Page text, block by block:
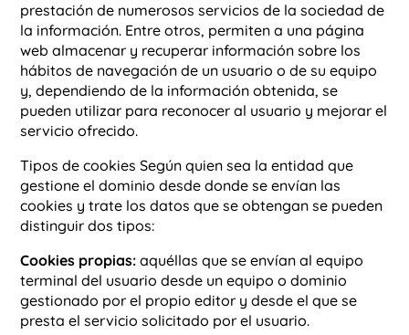
prestación de numerosos servicios de la sociedad de
la información. Entre otros, permiten a una página
web almacenar y recuperar información sobre los
hábitos de navegación de un usuario o de su equipo
y, dependiendo de la información obtenida, se
pueden utilizar para reconocer al usuario y mejorar el
servicio ofrecido.
Tipos de cookies Según quien sea la entidad que
gestione el dominio desde donde se envían las
cookies y trate los datos que se obtengan se pueden
distinguir dos tipos:
Cookies propias: aquéllas que se envían al equipo
terminal del usuario desde un equipo o dominio
gestionado por el propio editor y desde el que se
presta el servicio solicitado por el usuario.